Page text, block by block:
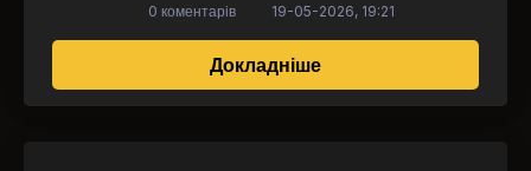
Докладнішепро Капіталізація
0 коментарів 19-05-2026, 19:21